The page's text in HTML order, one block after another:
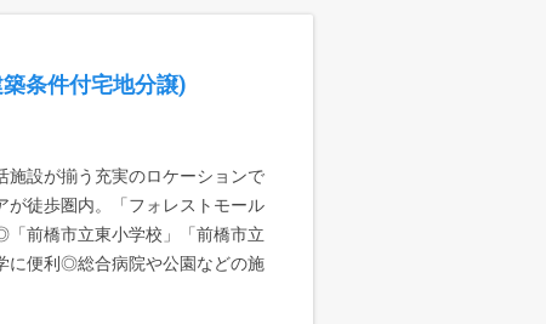
条件付宅地分譲)
施設が揃う充実のロケーションで
徒歩圏内。「フォレストモール
前橋市立東小学校」「前橋市立
に便利◎総合病院や公園などの施